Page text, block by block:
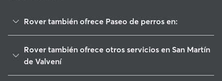
Rover también ofrece Paseo de perros en:
Cabezón de Pisuerga
Rover también ofrece otros servicios en San Martín
de Valvení